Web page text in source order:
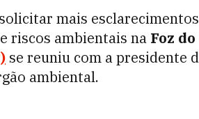
solicitar mais
riscos ambientais na Foz
se reuniu com a presidente
ambiental.